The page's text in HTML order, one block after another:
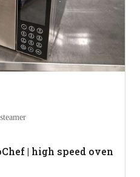
| high speed oven